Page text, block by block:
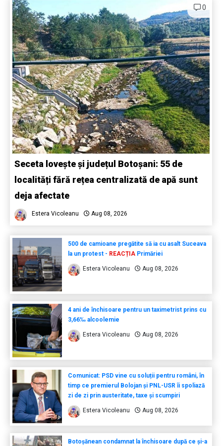
0
Seceta lovește și județul Botoșani: 55 de
localități fără rețea centralizată de apă sunt
deja afectate
Estera Vicoleanu Aug 08, 2026
500 de camioane pregătite să ia cu asalt Suceava
la un protest - REACȚIAPrimăriei
Estera Vicoleanu Aug 08, 2026
4 ani de închisoare pentru un taximetrist prins cu
3,66‰ alcoolemie
Estera Vicoleanu Aug 08, 2026
Comunicat: PSD vine cu soluții pentru români, în
timp ce premierul Bolojan și PNL-USR îi spoliază
zi de zi prin austeritate, taxe și scumpiri
Estera Vicoleanu Aug 08, 2026
Botoșănean condamnat la închisoare după ce și-a